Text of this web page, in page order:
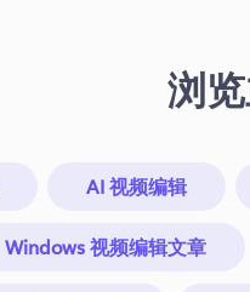
浏
AI 视频编辑
Windows 视频编辑文章